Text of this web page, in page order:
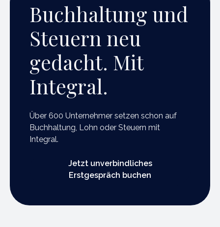
Buchhaltung und
Steuern neu
gedacht. Mit
Integral.
Über 600 Unternehmer setzen schon auf
Buchhaltung, Lohn oder Steuern mit
Integral.
Jetzt unverbindliches
Erstgespräch buchen
Jetzt unverbindliches Erstgespräch buchen